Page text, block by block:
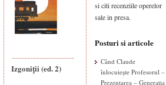
Izgoniții (ed. 2)
si citi recenziile operelor
sale in presa.
Posturi si articole
Când Claude
înlocuiește Profesorul –
Prezentarea – Generația